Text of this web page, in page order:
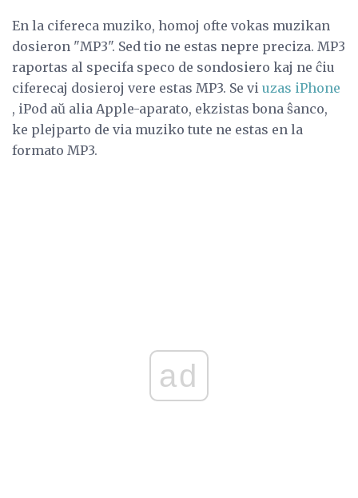
En la cifereca muziko, homoj ofte vokas muzikan
dosieron "MP3". Sed tio ne estas nepre preciza. MP3
raportas al specifa speco de sondosiero kaj ne ĉiu
ciferecaj dosieroj vere estas MP3. Se vi uzas iPhone
, iPod aŭ alia Apple-aparato, ekzistas bona ŝanco,
ke plejparto de via muziko tute ne estas en la
formato MP3.
ad